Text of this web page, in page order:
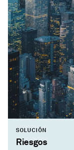
SOLUCIÓN
Riesgos